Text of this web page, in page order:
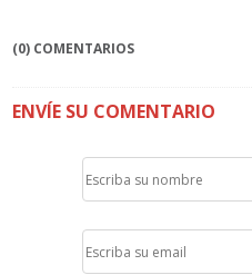
(0) COMENTARIOS
ENVÍE SU COMENTARIO